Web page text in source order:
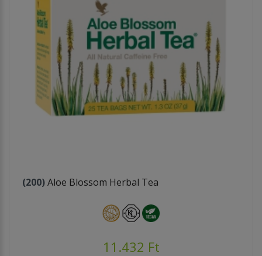
(200)Aloe Blossom Herbal Tea
11.432 Ft